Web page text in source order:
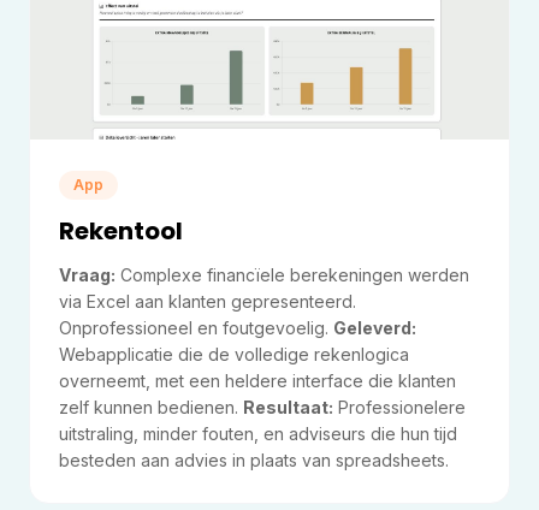
App
Rekentool
Vraag: Complexe financïele berekeningen werden
via Excel aan klanten gepresenteerd.
Onprofessioneel en foutgevoelig. Geleverd:
Webapplicatie die de volledige rekenlogica
overneemt, met een heldere interface die klanten
zelf kunnen bedienen. Resultaat: Professionelere
uitstraling, minder fouten, en adviseurs die hun tijd
besteden aan advies in plaats van spreadsheets.